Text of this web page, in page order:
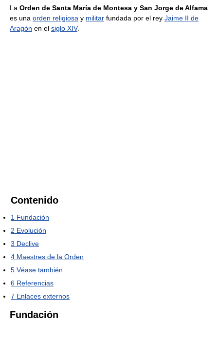
La Orden de Santa María de Montesa y San Jorge de Alfama
es una orden religiosa y militar fundada por el rey Jaime II de
Aragón en el siglo XIV.
Contenido
1 Fundación
2 Evolución
3 Declive
4 Maestres de la Orden
5 Véase también
6 Referencias
7 Enlaces externos
Fundación